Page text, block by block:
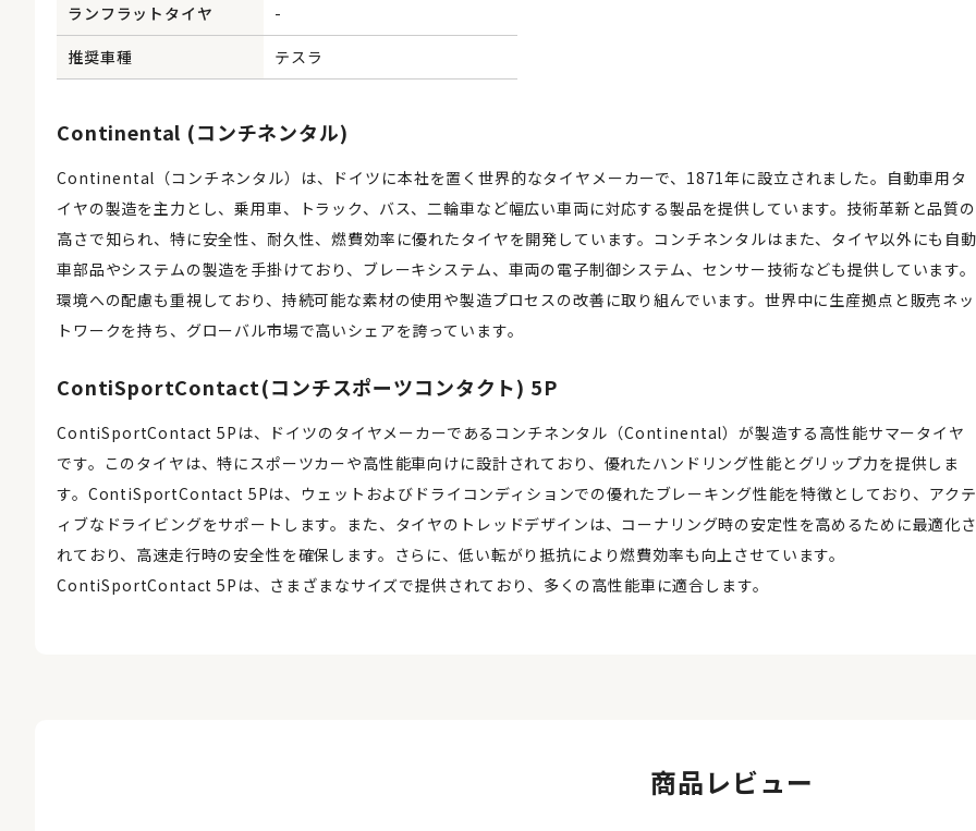
ランフラットタイヤ
-
推奨車種
テスラ
Continental (コンチネンタル)
Continental（コンチネンタル）は、ドイツに本社を置く世界的なタイヤメーカーで、1871年に設立されました。自動車用タ
イヤの製造を主力とし、乗用車、トラック、バス、二輪車など幅広い車両に対応する製品を提供しています。技術革新と品質の
高さで知られ、特に安全性、耐久性、燃費効率に優れたタイヤを開発しています。コンチネンタルはまた、タイヤ以外にも自動
車部品やシステムの製造を手掛けており、ブレーキシステム、車両の電子制御システム、センサー技術なども提供しています。
環境への配慮も重視しており、持続可能な素材の使用や製造プロセスの改善に取り組んでいます。世界中に生産拠点と販売ネッ
トワークを持ち、グローバル市場で高いシェアを誇っています。
ContiSportContact(コンチスポーツコンタクト) 5P
ContiSportContact 5Pは、ドイツのタイヤメーカーであるコンチネンタル（Continental）が製造する高性能サマータイヤ
です。このタイヤは、特にスポーツカーや高性能車向けに設計されており、優れたハンドリング性能とグリップ力を提供しま
す。ContiSportContact 5Pは、ウェットおよびドライコンディションでの優れたブレーキング性能を特徴としており、アクテ
ィブなドライビングをサポートします。また、タイヤのトレッドデザインは、コーナリング時の安定性を高めるために最適化さ
れており、高速走行時の安全性を確保します。さらに、低い転がり抵抗により燃費効率も向上させています。
ContiSportContact 5Pは、さまざまなサイズで提供されており、多くの高性能車に適合します。
商品レビュー